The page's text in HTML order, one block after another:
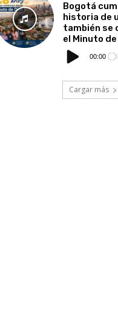
Bogotá
historia de
también se
el Minuto de
Reproductor
de
audio
00:00
Cargar más